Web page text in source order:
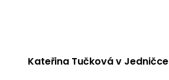
Kateřina Tučková v Jedničce